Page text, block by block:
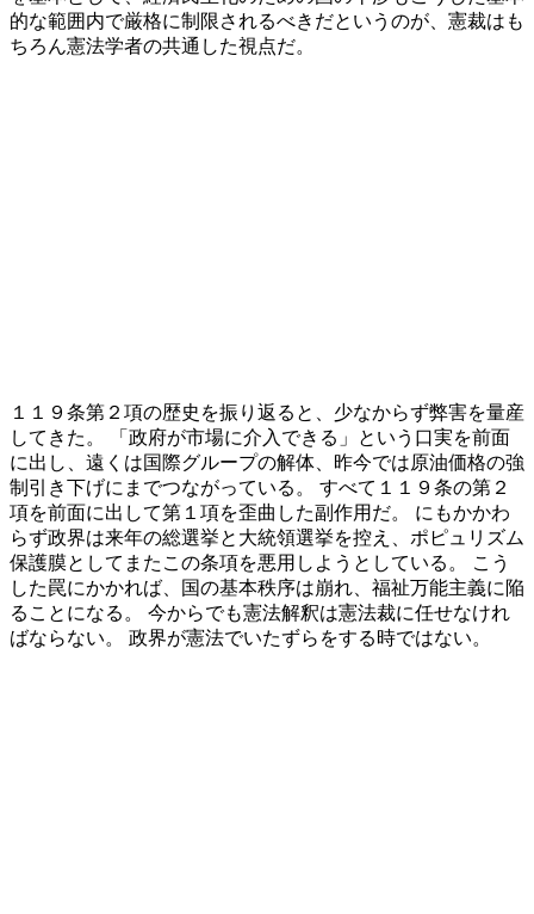
的な範囲内で厳格に制限されるべきだというのが、憲裁はも
ちろん憲法学者の共通した視点だ。
１１９条第２項の歴史を振り返ると、少なからず弊害を量産
してきた。 「政府が市場に介入できる」という口実を前面
に出し、遠くは国際グループの解体、昨今では原油価格の強
制引き下げにまでつながっている。 すべて１１９条の第２
項を前面に出して第１項を歪曲した副作用だ。 にもかかわ
らず政界は来年の総選挙と大統領選挙を控え、ポピュリズム
保護膜としてまたこの条項を悪用しようとしている。 こう
した罠にかかれば、国の基本秩序は崩れ、福祉万能主義に陥
ることになる。 今からでも憲法解釈は憲法裁に任せなけれ
ばならない。 政界が憲法でいたずらをする時ではない。